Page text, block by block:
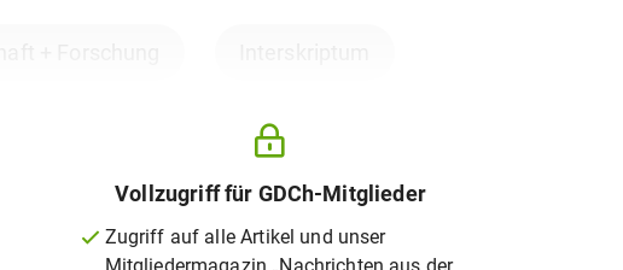
Vollzugriff für GDCh-Mitglieder
Zugriff auf alle Artikel und unser